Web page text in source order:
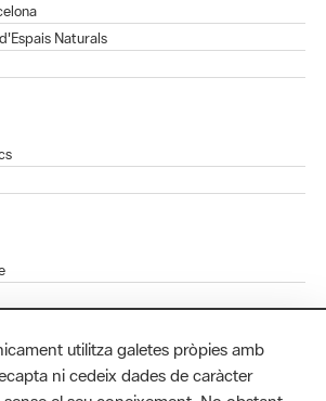
Naturals
utilitza galetes pròpies amb
ni cedeix dades de caràcter